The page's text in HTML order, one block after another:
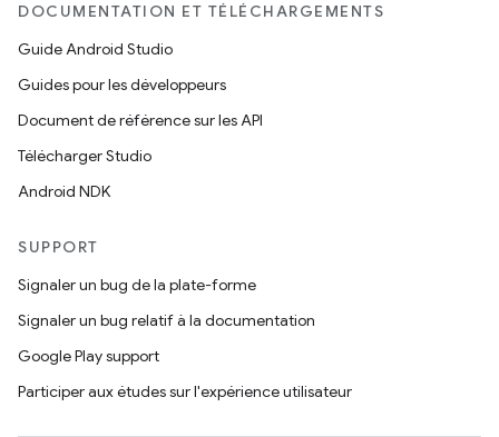
DOCUMENTATION ET TÉLÉCHARGEMENTS
Guide Android Studio
Guides pour les développeurs
Document de référence sur les API
Télécharger Studio
Android NDK
SUPPORT
Signaler un bug de la plate-forme
Signaler un bug relatif à la documentation
Google Play support
Participer aux études sur l'expérience utilisateur